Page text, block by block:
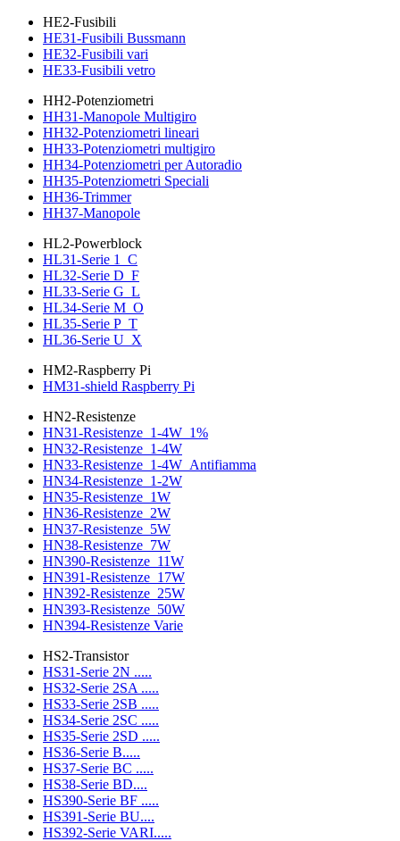
HE2-Fusibili
HE31-Fusibili Bussmann
HE32-Fusibili vari
HE33-Fusibili vetro
HH2-Potenziometri
HH31-Manopole Multigiro
HH32-Potenziometri lineari
HH33-Potenziometri multigiro
HH34-Potenziometri per Autoradio
HH35-Potenziometri Speciali
HH36-Trimmer
HH37-Manopole
HL2-Powerblock
HL31-Serie 1_C
HL32-Serie D_F
HL33-Serie G_L
HL34-Serie M_O
HL35-Serie P_T
HL36-Serie U_X
HM2-Raspberry Pi
HM31-shield Raspberry Pi
HN2-Resistenze
HN31-Resistenze_1-4W_1%
HN32-Resistenze_1-4W
HN33-Resistenze_1-4W_Antifiamma
HN34-Resistenze_1-2W
HN35-Resistenze_1W
HN36-Resistenze_2W
HN37-Resistenze_5W
HN38-Resistenze_7W
HN390-Resistenze_11W
HN391-Resistenze_17W
HN392-Resistenze_25W
HN393-Resistenze_50W
HN394-Resistenze Varie
HS2-Transistor
HS31-Serie 2N .....
HS32-Serie 2SA .....
HS33-Serie 2SB .....
HS34-Serie 2SC .....
HS35-Serie 2SD .....
HS36-Serie B.....
HS37-Serie BC .....
HS38-Serie BD....
HS390-Serie BF .....
HS391-Serie BU....
HS392-Serie VARI.....